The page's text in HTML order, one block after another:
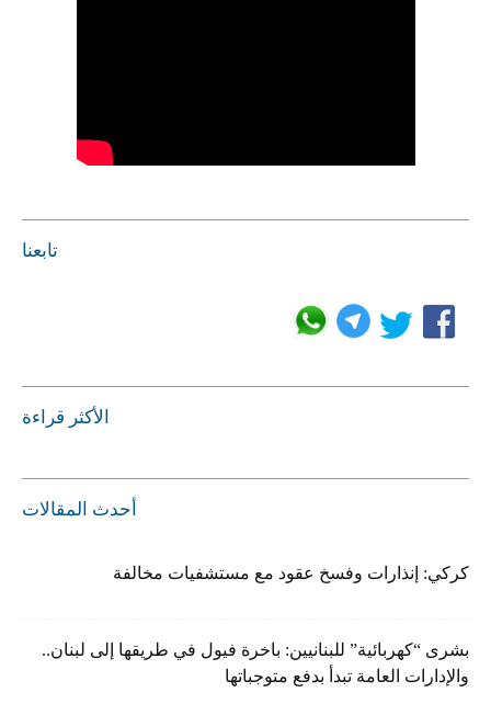
تابعنا
الأكثر قراءة
أحدث المقالات
كركي: إنذارات وفسخ عقود مع مستشفيات مخالفة
بشرى “كهربائية” للبنانيين: باخرة فيول في طريقها إلى لبنان..
والإدارات العامة تبدأ بدفع متوجباتها